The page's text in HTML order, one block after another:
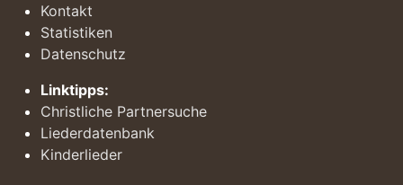
Kontakt
Statistiken
Datenschutz
Linktipps:
Christliche Partnersuche
Liederdatenbank
Kinderlieder